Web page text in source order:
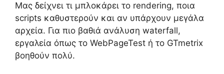
Μας δείχνει τι μπλοκάρει το rendering, ποια
scripts καθυστερούν και αν υπάρχουν μεγάλα
αρχεία. Για πιο βαθιά ανάλυση waterfall,
εργαλεία όπως το WebPageTest ή το GTmetrix
βοηθούν πολύ.